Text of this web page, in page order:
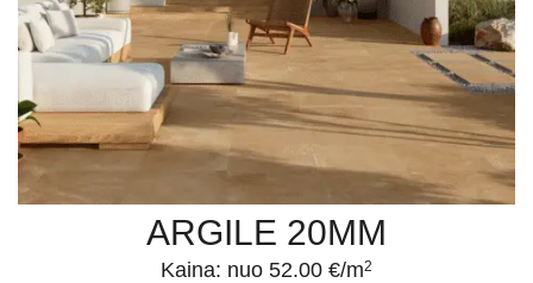
ARGILE 20MM
Kaina: nuo 52.00 €/m2